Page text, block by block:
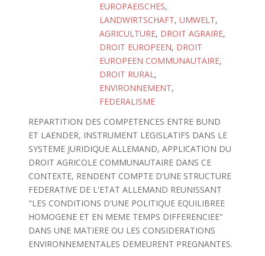
EUROPAEISCHES,
LANDWIRTSCHAFT, UMWELT,
AGRICULTURE, DROIT AGRAIRE,
DROIT EUROPEEN, DROIT
EUROPEEN COMMUNAUTAIRE,
DROIT RURAL,
ENVIRONNEMENT,
FEDERALISME
REPARTITION DES COMPETENCES ENTRE BUND
ET LAENDER, INSTRUMENT LEGISLATIFS DANS LE
SYSTEME JURIDIQUE ALLEMAND, APPLICATION DU
DROIT AGRICOLE COMMUNAUTAIRE DANS CE
CONTEXTE, RENDENT COMPTE D'UNE STRUCTURE
FEDERATIVE DE L'ETAT ALLEMAND REUNISSANT
"LES CONDITIONS D'UNE POLITIQUE EQUILIBREE
HOMOGENE ET EN MEME TEMPS DIFFERENCIEE"
DANS UNE MATIERE OU LES CONSIDERATIONS
ENVIRONNEMENTALES DEMEURENT PREGNANTES.